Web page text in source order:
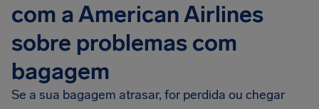
com a American Airlines
sobre problemas com
bagagem
Se a sua bagagem atrasar, for perdida ou chegar